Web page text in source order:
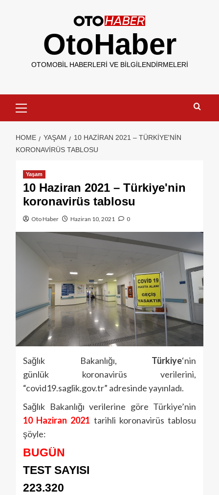
OtoHaber
OTOMOBIL HABERLERI VE BILGILENDIRMELERI
HOME YAŞAM
10 HAZIRAN 2021 – TÜRKIYE'NIN
KORONAVIRÜS TABLOSU
Yaşam
10 Haziran 2021 – Türkiye'nin
koronavirüs tablosu
Oto Haber Haziran 10, 2021 0
Sağlık Bakanlığı, Türkiye‘nin
günlük koronavirüs verilerini,
“covid19.saglik.gov.tr” adresinde yayınladı.
Sağlık Bakanlığı verilerine göre Türkiye’nin
10 Haziran 2021 tarihli koronavirüs tablosu
şöyle:
BUGÜN
TEST SAYISI
223.320